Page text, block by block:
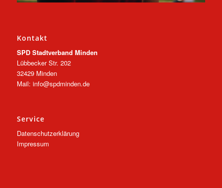
Kontakt
SPD Stadtverband Minden
Lübbecker Str. 202
32429 Minden
Mail: info@spdminden.de
Service
Datenschutzerklärung
Impressum